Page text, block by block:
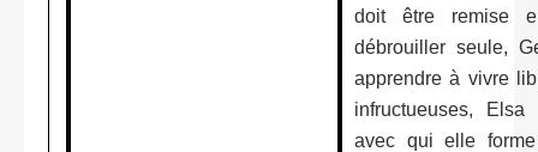
doit être remise
débrouiller seule,
apprendre à vivre
infructueuses,
avec qui elle